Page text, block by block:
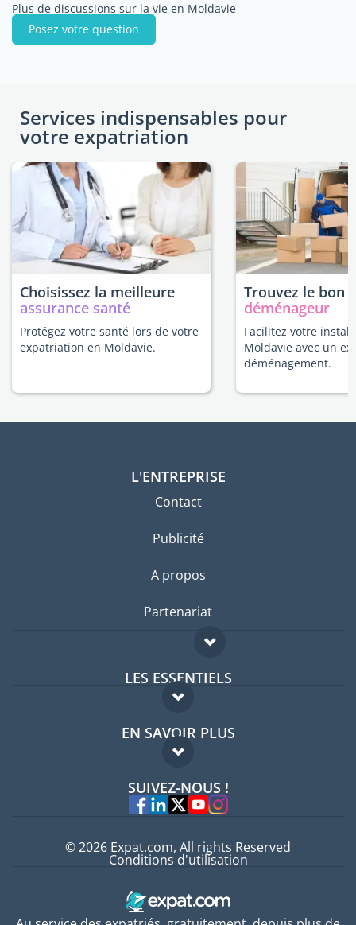
Plus de discussions sur la vie en Moldavie
Posez votre question
Services indispensables pour
votre expatriation
Choisissez la meilleure
assurance santé
Protégez votre santé lors de votre
expatriation en Moldavie.
Trouvez le bon
déménageur
Facilitez votre
Moldavie avec un
déménagement.
L'ENTREPRISE
Contact
Publicité
A propos
Partenariat
LES ESSENTIELS
Forum expatriés
Guides pays
EN SAVOIR PLUS
FAQ
Experts
SUIVEZ-NOUS !
© 2026 Expat.com, All rights Reserved
Conditions d'utilisation